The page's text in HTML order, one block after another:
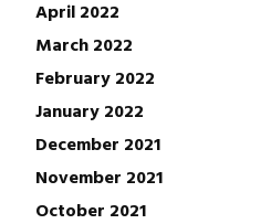
April 2022
March 2022
February 2022
January 2022
December 2021
November 2021
October 2021